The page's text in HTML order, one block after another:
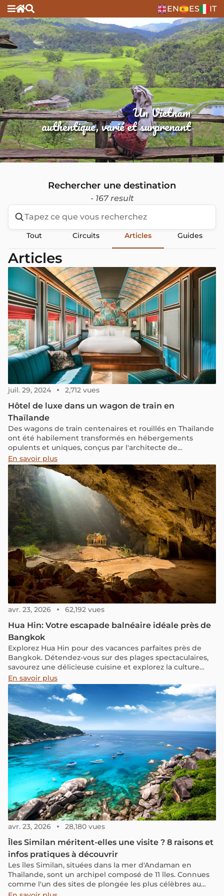
EN ES IT
Un Vietnam
authentique, varié et surprenant
Rechercher une destination
- 167 result
Tout Circuits Articles Guides
Articles
juil. 29, 2024 2,712 vues
Hôtel de luxe dans un wagon de train en
Thaïlande
Des wagons de train centenaires et rouillés en Thaïlande
ont été habilement transformés en hébergements
opulents et uniques, conçus par l'architecte de
renommée internationale Bill Bensley.
En savoir plus
avr. 23, 2026 62,192 vues
Hua Hin: Votre escapade balnéaire idéale près de
Bangkok
Explorez Hua Hin pour des vacances parfaites près de
Bangkok. Détendez-vous sur des plages spectaculaires,
savourez une délicieuse cuisine et explorez la culture
locale.
En savoir plus
avr. 23, 2026 28,180 vues
Îles Similan méritent-elles une visite ? 8 raisons et
infos pratiques à découvrir
Les îles Similan, situées dans la mer d'Andaman en
Thaïlande, sont un archipel composé de 11 îles. Connues
comme l'un des sites de plongée les plus célèbres au
monde, les îles Similan sont un incontournable à ajouter